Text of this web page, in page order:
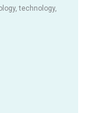
technology,